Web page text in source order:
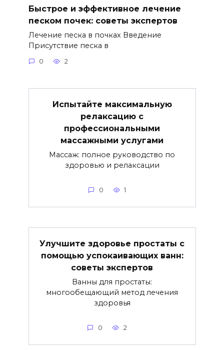
Быстрое и эффективное лечение
песком почек: советы экспертов
Лечение песка в почках Введение
Присутствие песка в
0 2
Испытайте максимальную
релаксацию с
профессиональными
массажными услугами
Массаж: полное руководство по
здоровью и релаксации
0 1
Улучшите здоровье простаты с
помощью успокаивающих ванн:
советы экспертов
Ванны для простаты:
многообещающий метод лечения
здоровья
0 2